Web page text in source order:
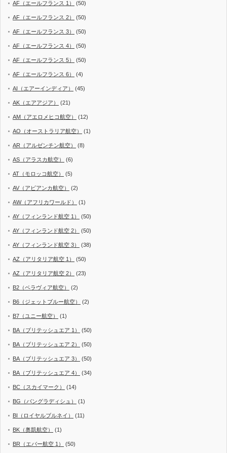
AF（エールフランス 1） (50)
AF（エールフランス 2） (50)
AF（エールフランス 3） (50)
AF（エールフランス 4） (50)
AF（エールフランス 5） (50)
AF（エールフランス 6） (4)
AI（エアーインディア） (45)
AK（エアアジア） (21)
AM（アエロメヒコ航空） (12)
AO（オーストラリア航空） (1)
AR（アルゼンチン航空） (8)
AS（アラスカ航空） (6)
AT（モロッコ航空） (5)
AV（アビアンカ航空） (2)
AW（アフリカワールド） (1)
AY（フィンランド航空 1） (50)
AY（フィンランド航空 2） (50)
AY（フィンランド航空 3） (38)
AZ（アリタリア航空 1） (50)
AZ（アリタリア航空 2） (23)
B2（ベラヴィア航空） (2)
B6（ジェットブルー航空） (2)
B7（ユニー航空） (1)
BA（ブリテッシュエア 1） (50)
BA（ブリテッシュエア 2） (50)
BA（ブリテッシュエア 3） (50)
BA（ブリテッシュエア 4） (34)
BC（スカイマーク） (14)
BG（バングラディシュ） (1)
BI（ロイヤルブルネイ） (11)
BK（奥凱航空） (1)
BR（エバー航空 1） (50)